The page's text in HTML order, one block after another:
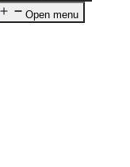
Open menu